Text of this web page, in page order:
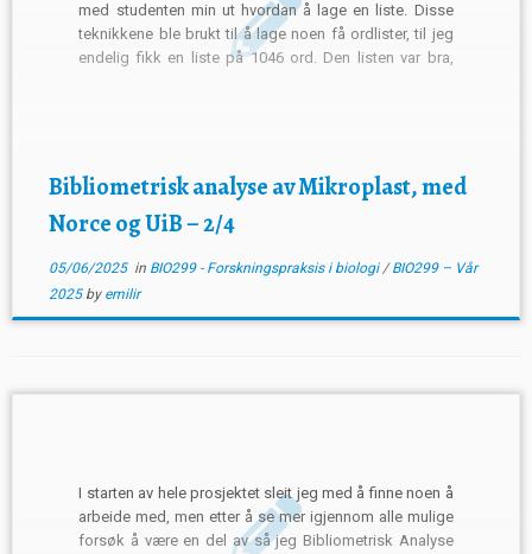
med studenten min ut hvordan å lage en liste. Disse
teknikkene ble brukt til å lage noen få ordlister, til jeg
endelig fikk en liste på 1046 ord. Den listen var bra,
Bibliometrisk analyse av Mikroplast, med
Norce og UiB – 2/4
05/06/2025in BIO299 - Forskningspraksis i biologi/BIO299 – Vår
2025 by emilir
I starten av hele prosjektet sleit jeg med å finne noen å
arbeide med, men etter å se mer igjennom alle mulige
forsøk å være en del av så jeg Bibliometrisk Analyse